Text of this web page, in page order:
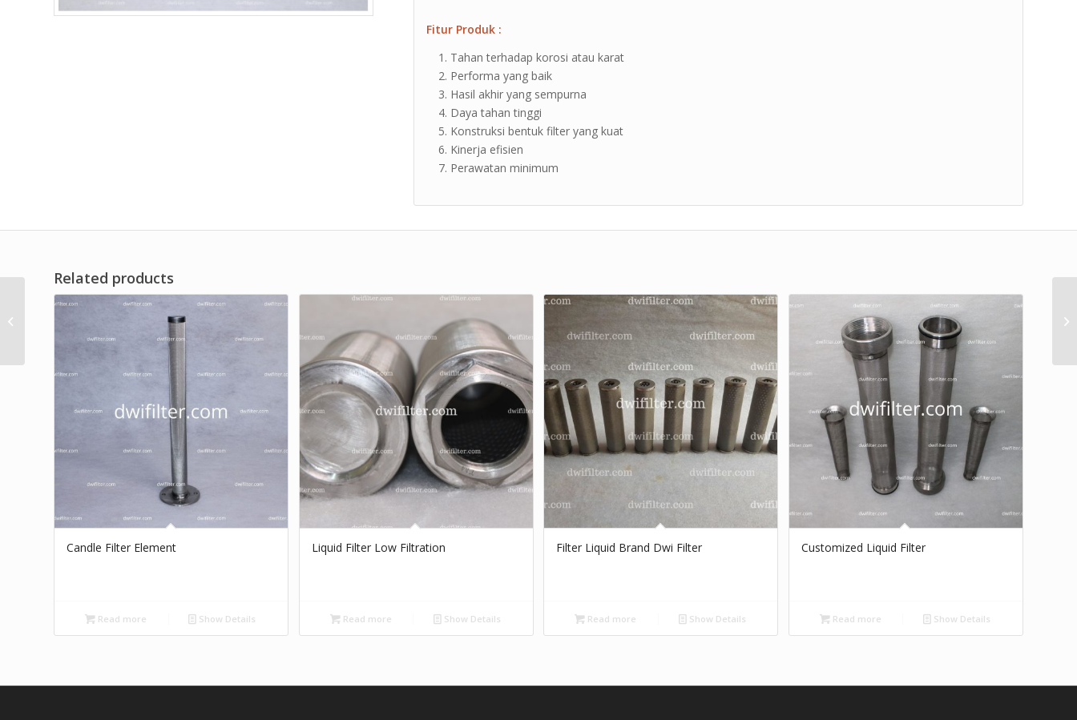
Fitur Produk :
Tahan terhadap korosi atau karat
Performa yang baik
Hasil akhir yang sempurna
Daya tahan tinggi
Konstruksi bentuk filter yang kuat
Kinerja efisien
Perawatan minimum
Related products
Candle Filter Element
Read more Show Details
Liquid Filter Low Filtration
Read more Show Details
Filter Liquid Brand Dwi Filter
Read more Show Details
Customized Liquid Filter
Read more Show Details